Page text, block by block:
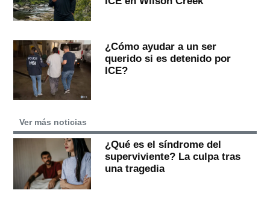
¿Cómo ayudar a un ser
querido si es detenido por
ICE?
Ver más noticias
¿Qué es el síndrome del
superviviente? La culpa tras
una tragedia